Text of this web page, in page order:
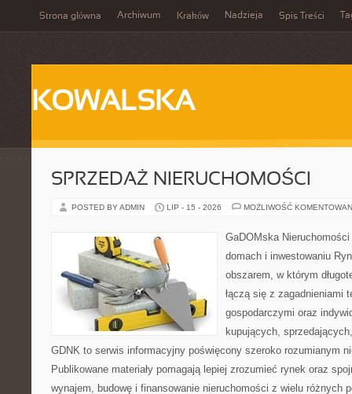
Strona główna Archiwum Kraków Nadzieja Spis Treści
KOWALSKA
SPRZEDAŻ NIERUCHOMOŚCI
POSTED BY ADMIN LIP - 15 - 2026 MOŻLIWOŚĆ
GaDOMska
domach i inwestowaniu
obszarem, w którym
łączą się z zagadnieniami
gospodarczymi oraz
kupujących,
GDNK to serwis informacyjny poświęcony szeroko rozumianym
Publikowane materiały pomagają lepiej zrozumieć rynek oraz
wynajem, budowę i finansowanie nieruchomości z wielu różnych